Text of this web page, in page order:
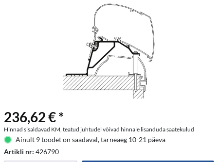
236,62 € *
Hinnad sisaldavad KM, teatud juhtudel võivad hinnale lisanduda saatekulud
Ainult 9 toodet on saadaval, tarneaeg 10-21 päeva
Artikli nr: 426790